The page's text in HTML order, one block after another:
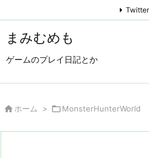
まみむめも
ゲームのプレイ日記とか
Twitter
 ホーム > MonsterHunterWorld